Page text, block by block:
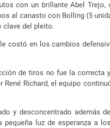
con un brillante Abel
al canasto con Bolling (5
clave del pleito.
costó en los cambios
de tiros no fue la
Richard, el equipo
y desconcentrado además
luz de esperanza a